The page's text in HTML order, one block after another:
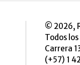
© 2026,
Todos
Carrera
(+57) 1